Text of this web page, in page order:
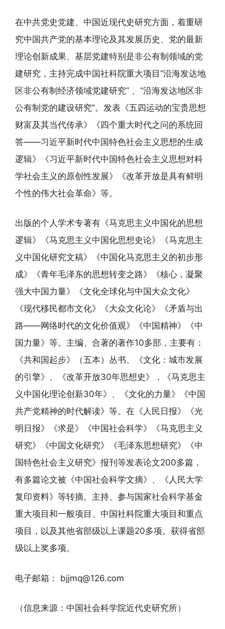
在中共党史党建、中国近现代史研究方面，着重研
究中国共产党的基本理论及其发展历史、党的最新
理论创新成果、基层党建特别是非公有制领域的党
建研究，主持完成中国社科院重大项目“沿海发达地
区非公有制经济领域党建研究” 、“沿海发达地区非
公有制党的建设研究”。发表《五四运动的宝贵思想
财富及其当代传承》《四个重大时代之问的系统回
答——习近平新时代中国特色社会主义思想的生成
逻辑》《习近平新时代中国特色社会主义思想对科
学社会主义的原创性发展》《改革开放是具有鲜明
个性的伟大社会革命》等。
出版的个人学术专著有《马克思主义中国化的思想
逻辑》《马克思主义中国化思想史论》《马克思主
义中国化研究文稿》《中国化马克思主义的初步形
成》《青年毛泽东的思想转变之路》《核心，凝聚
强大中国力量》《文化全球化与中国大众文化》
《现代移民都市文化》《大众文化论》《矛盾与出
路——网络时代的文化价值观》《中国精神》《中
国力量》等。主编、合著的著作10多部，主要有：
《共和国起步》（五本）丛书、《文化：城市发展
的引擎》、《改革开放30年思想史》，《马克思主
义中国化理论创新30年》、《文化的力量》《中国
共产党精神的时代解读》等。在《人民日报》《光
明日报》《求是》《中国社会科学》《马克思主义
研究》《中国文化研究》《毛泽东思想研究》《中
国特色社会主义研究》报刊等发表论文200多篇，
有多篇论文被《中国社会科学文摘》、《人民大学
复印资料》等转摘。主持、参与国家社会科学基金
重大项目和一般项目、中国社科院重大项目和重点
项目，以及其他省部级以上课题20多项。获得省部
级以上奖多项。
电子邮箱： bjjmq@126.com
（信息来源：中国社会科学院近代史研究所）